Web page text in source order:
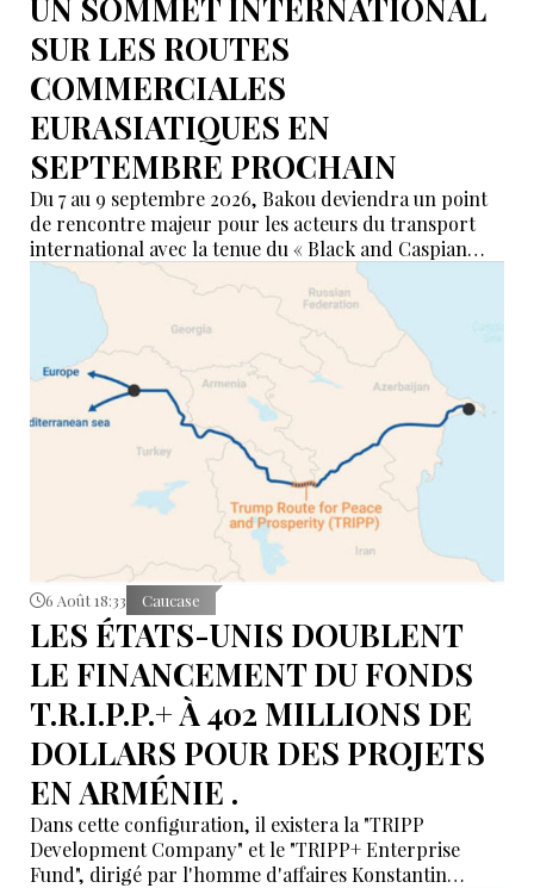
UN SOMMET INTERNATIONAL
SUR LES ROUTES
COMMERCIALES
EURASIATIQUES EN
SEPTEMBRE PROCHAIN
Du 7 au 9 septembre 2026, Bakou deviendra un point
de rencontre majeur pour les acteurs du transport
international avec la tenue du « Black and Caspian
Freight Forum 2026 ». L’événement réunira des
représentants des ports, du transport maritime, du
ferroviaire, de la logistique et des institutions
financières afin de discuter de l’avenir des corridors
reliant l’Asie, la mer Caspienne, la région de la mer
Noire et l’Europe.
6 Août 18:33 Caucase
LES ÉTATS-UNIS DOUBLENT
LE FINANCEMENT DU FONDS
T.R.I.P.P.+ À 402 MILLIONS DE
DOLLARS POUR DES PROJETS
EN ARMÉNIE .
Dans cette configuration, il existera la "TRIPP
Development Company" et le "TRIPP+ Enterprise
Fund", dirigé par l'homme d'affaires Konstantin